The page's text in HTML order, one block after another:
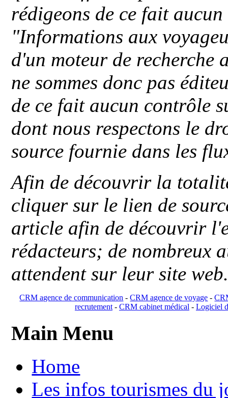
rédigeons de ce fait
"Informations aux
d'un moteur de recherche
ne sommes donc pas
de ce fait aucun contrôle
dont nous respectons le
source fournie dans les
Afin de découvrir la
cliquer sur le lien de
article afin de découvrir
rédacteurs; de nombreux
attendent sur leur site
CRM agence de communication -CRM agence de voyage -
recrutement- CRM cabinet médical- Logiciel
Main Menu
Home
Les infos tourismes du